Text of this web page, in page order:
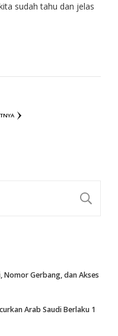
sudah tahu dan jelas
Nomor Gerbang, dan Akses
Arab Saudi Berlaku 1